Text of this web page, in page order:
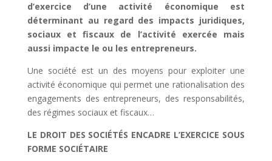
d’exercice d’une activité économique est
déterminant au regard des impacts juridiques,
sociaux et fiscaux de l’activité exercée mais
aussi impacte le ou les entrepreneurs.
Une société est un des moyens pour exploiter une
activité économique qui permet une rationalisation des
engagements des entrepreneurs, des responsabilités,
des régimes sociaux et fiscaux…
LE DROIT DES SOCIÉTÉS ENCADRE L’EXERCICE SOUS
FORME SOCIÉTAIRE